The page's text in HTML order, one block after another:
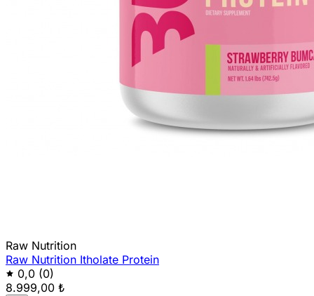
Raw Nutrition
Raw Nutrition Itholate Protein
0,0 (0)
8.999,00 ₺